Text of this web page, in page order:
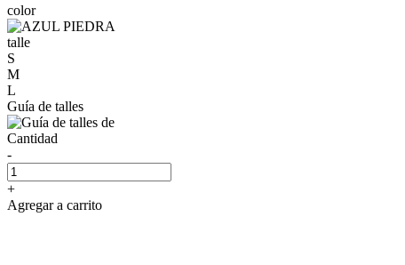
color
talle
S
M
L
Guía de talles
Cantidad
-
+
Agregar a carrito